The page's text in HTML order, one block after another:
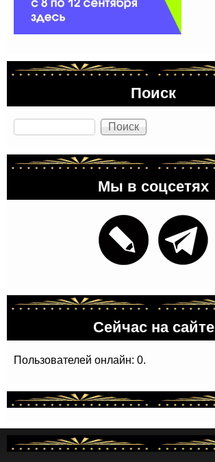
Поиск
Поиск
Мы в соцсетях
Сейчас на сайте
Пользователей онлайн: 0.